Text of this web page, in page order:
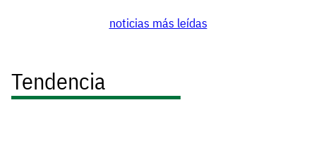
noticias más leídas
Tendencia